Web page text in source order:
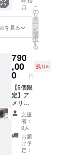
ンブ
ロッ
ク、職
人が使
う方の
頑丈に
作った
結果
40kgと
重量が
あるも
のに
なって
おりま
す。 配
送や受
取先で
の配置
月
を見る
こ
の
リ
タ
ー
ン
を
選
択
す
る
790
,00
0 円
残り5
【5個限
定】ア
メリカ
天然香
杉のレ
ジンブ
ロック
※こちら
のレジ
支援
者：
0人
お届
け予
定：